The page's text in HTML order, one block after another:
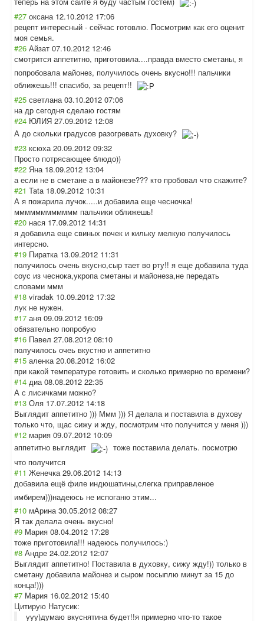
#27 оксана 12.10.2012 17:06
рецепт интересный - сейчас готовлю. Посмотрим как его оценит
моя семья.
#26 Айзат 07.10.2012 12:46
смотрится аппетитно, приготовила....правда вместо сметаны, я
попробовала майонез, получилось очень вкусно!!! пальчики
оближешь!!! спасибо, за рецепт!!
#25 светлана 03.10.2012 07:06
на др сегодня сделаю гостям
#24 ЮЛИЯ 27.09.2012 12:08
А до скольки градусов разогревать духовку?
#23 ксюха 20.09.2012 09:32
Просто потрясающее блюдо))
#22 Яна 18.09.2012 13:04
а если не в сметане а в майонезе??? кто пробовал что скажите?
#21 Tata 18.09.2012 10:31
А я пожарила лучок.....и добавила еще чесночка!
мммммммммммм пальчики оближешь!
#20 нася 17.09.2012 14:31
я добавила еще свиных почек и кильку мелкую получилось
интерсно.
#19 Пиратка 13.09.2012 11:31
получилось очень вкусно,сыр тает во рту!! я еще добавила туда
соус из чеснока,укропа сметаны и майонеза,не передать
словами ммм
#18 viradak 10.09.2012 17:32
лук не нужен.
#17 аня 09.09.2012 16:09
обязательно попробую
#16 Павел 27.08.2012 08:10
получилось очеь вкустно и аппетитно
#15 аленка 20.08.2012 16:02
при какой температуре готовить и сколько примерно по времени?
#14 диа 08.08.2012 22:35
А с лисичками можно?
#13 Оля 17.07.2012 14:18
Выглядит аппетитно ))) Ммм ))) Я делала и поставила в духову
только что, щас сижу и жду, посмотрим что получится у меня )))
#12 мария 09.07.2012 10:09
аппетитно выглядит
тоже поставила делать. посмотрю
что получится
#11 Женечка 29.06.2012 14:13
добавила ещё филе индюшатины,слегка приправленое
имбирем)))надеюсь не испоганю этим...
#10 мАрина 30.05.2012 08:27
Я так делала очень вкусно!
#9 Мария 08.04.2012 17:28
тоже приготовила!!! надеюсь получилось:)
#8 Андре 24.02.2012 12:07
Выглядит аппетитно! Поставила в духовку, сижу жду!)) только в
сметану добавила майонез и сыром посыплю минут за 15 до
конца!)))
#7 Мария 16.02.2012 15:40
Цитирую Натусик:
ууу)думаю вкуснятина будет!!я примерно что-то такое